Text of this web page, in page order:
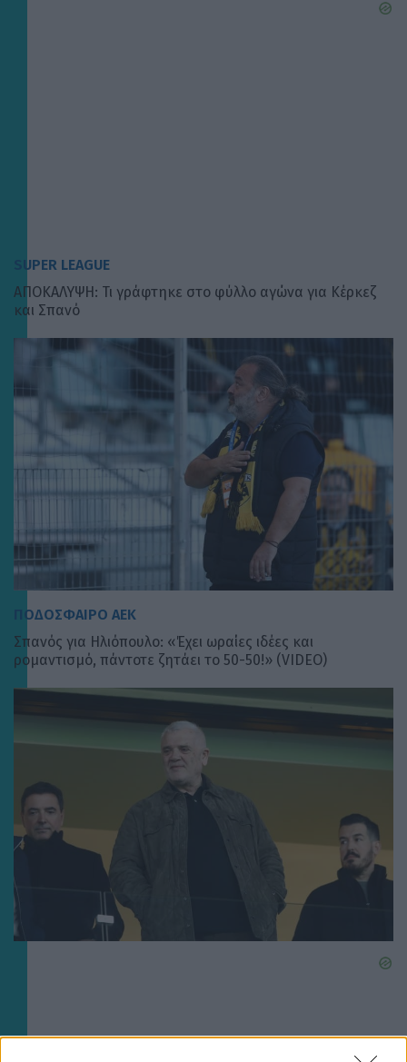
SUPER LEAGUE
AΠΟΚΑΛΥΨΗ: Τι γράφτηκε στο φύλλο αγώνα για Κέρκεζ
και Σπανό
ΠΟΔΟΣΦΑΙΡΟ ΑΕΚ
Σπανός για Ηλιόπουλο: «Έχει ωραίες ιδέες και
ρομαντισμό, πάντοτε ζητάει το 50-50!» (VIDEO)